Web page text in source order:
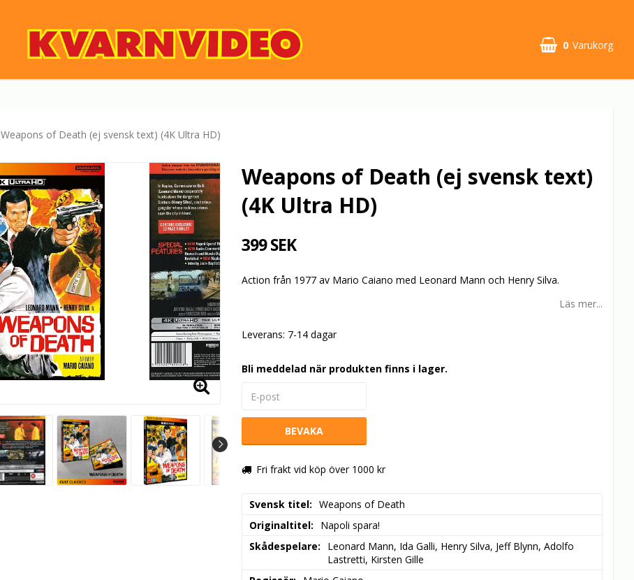
0 Varukorg
Weapons of Death (ej svensk text) (4K Ultra HD)
Weapons of Death (ej svensk text)
(4K Ultra HD)
399 SEK
Action från 1977 av Mario Caiano med Leonard Mann och Henry Silva.
Läs mer...
Leverans: 7-14 dagar
Bli meddelad när produkten finns i lager.
BEVAKA
Fri frakt vid köp över 1000 kr
Svensk titel
Weapons of Death
Originaltitel
Napoli spara!
Skådespelare
Leonard Mann, Ida Galli, Henry Silva, Jeff Blynn, Adolfo
Lastretti, Kirsten Gille